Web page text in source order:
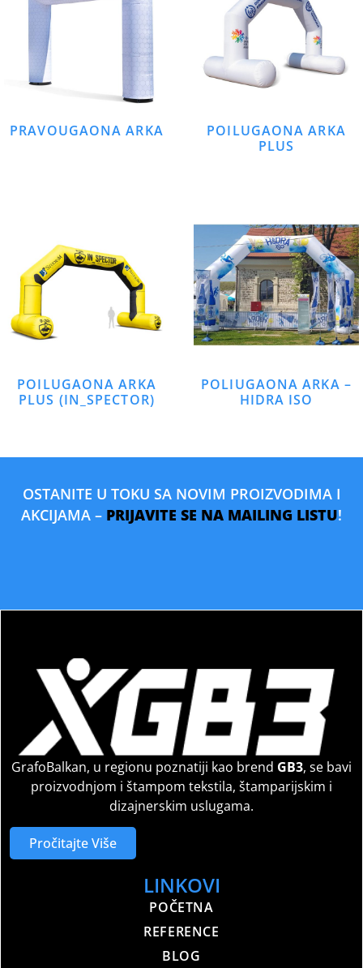
PRAVOUGAONA ARKA
POILUGAONA ARKA
PLUS
POILUGAONA ARKA
PLUS (IN_SPECTOR)
POLIUGAONA ARKA –
HIDRA ISO
OSTANITE U TOKU SA NOVIM PROIZVODIMA I
AKCIJAMA – PRIJAVITE SE NA MAILING LISTU!
GrafoBalkan, u regionu poznatiji kao brend GB3, se bavi
proizvodnjom i štampom tekstila, štamparijskim i
dizajnerskim uslugama.
Pročitajte Više
LINKOVI
POČETNA
REFERENCE
BLOG